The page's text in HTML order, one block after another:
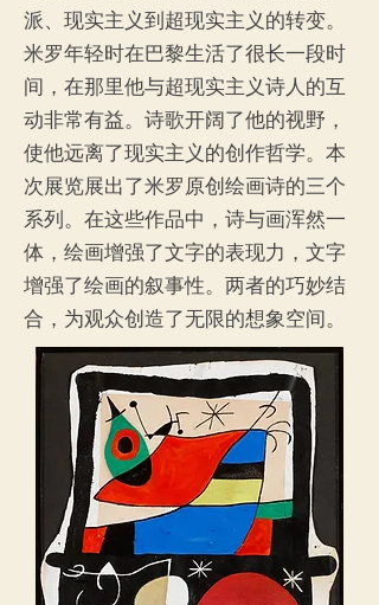
派、现实主义到超现实主义的转变。
米罗年轻时在巴黎生活了很长一段时
间，在那里他与超现实主义诗人的互
动非常有益。诗歌开阔了他的视野，
使他远离了现实主义的创作哲学。本
次展览展出了米罗原创绘画诗的三个
系列。在这些作品中，诗与画浑然一
体，绘画增强了文字的表现力，文字
增强了绘画的叙事性。两者的巧妙结
合，为观众创造了无限的想象空间。